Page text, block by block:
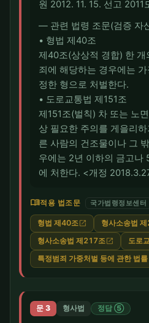
원 2012. 11. 15. 선고 2011
― 관련 법령 조문(검증 자
• 형법 제40조
제40조(상상적 경합) 한 개
죄에 해당하는 경우에는
정한 형으로 처벌한다.
• 도로교통법 제151조
제151조(벌칙) 차 또는 노
상 필요한 주의를 게을리
른 사람의 건조물이나 그
우에는 2년 이하의 금고나
에 처한다. <개정
menu_book적용 법조문 국가법령정보센터
형법 제40조open_in_new 형사소송법
형사소송법 제217조open_in_new 도로
특정범죄 가중처벌 등에 관한 법
문 3 형사법 정답 ⑤